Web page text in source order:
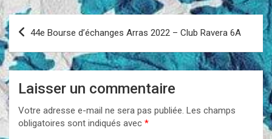
Navigation
de
l’article
44e Bourse d’échanges Arras 2022 – Club Ravera 6A
Laisser un commentaire
Votre adresse e-mail ne sera pas publiée. Les champs
obligatoires sont indiqués avec *